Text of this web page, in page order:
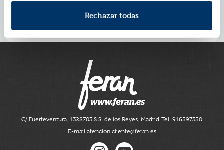
Rechazar todas
japonés de Pearl Harbor, tan lejos de ellas,
peligro sus ambiciones, y hasta sus vidas, cuando
una traicióninesperada lo cambia todo.
C/ Fuerteventura, 1328703 S.S. de los Reyes, Madrid Tel. 916597350
E-mail atencion.cliente@feran.es